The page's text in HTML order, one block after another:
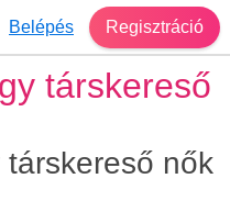
Belépés Regisztráció
társkereső
nők